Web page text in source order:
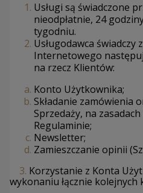
Usługi są świadczone
nieodpłatnie, 24
tygodniu.
Usługodawca
Internetowego
na rzecz Klientów:
Konto Użytkownika;
Składanie zamówienia
Sprzedaży, na
Regulaminie;
Newsletter;
Zamieszczanie opinii
3. Korzystanie z Konta
wykonaniu łącznie